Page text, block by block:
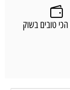
הכי טובים בשוק